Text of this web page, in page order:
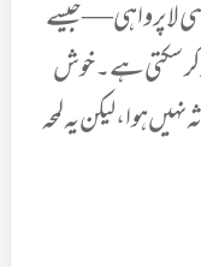
لاپرواہی — جیسے
سکتی ہے۔ خوش
ہوا، لیکن یہ لمحہ